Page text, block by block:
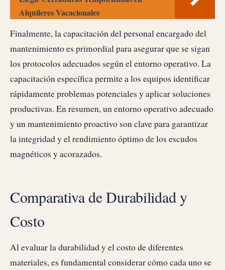
Alquileres Vacacionales
Finalmente, la capacitación del personal encargado del
mantenimiento es primordial para asegurar que se sigan
los protocolos adecuados según el entorno operativo. La
capacitación específica permite a los equipos identificar
rápidamente problemas potenciales y aplicar soluciones
productivas. En resumen, un entorno operativo adecuado
y un mantenimiento proactivo son clave para garantizar
la integridad y el rendimiento óptimo de los escudos
magnéticos y acorazados.
Comparativa de Durabilidad y
Costo
Al evaluar la durabilidad y el costo de diferentes
materiales, es fundamental considerar cómo cada uno se